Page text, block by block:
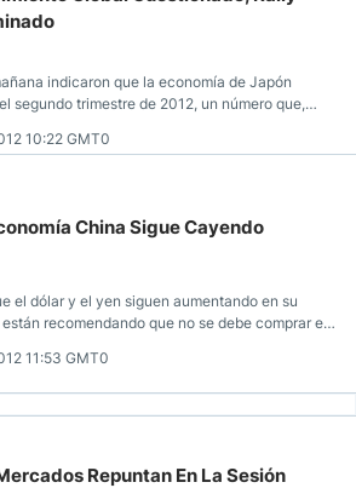
indicaron que la economía de Japón
segundo trimestre de 2012, un número que,
debajo del 0,6 por ciento que esperaban los
10:22 GMT0
China Sigue Cayendo
el dólar y el yen siguen aumentando en su
recomendando que no se debe comprar el
un 0,1% hasta 1,2294 dólares y el yen hasta
11:53 GMT0
Repuntan En La Sesión